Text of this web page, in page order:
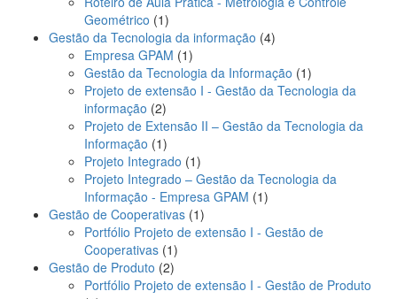
Geométrico 11
produto
Gestão da Tecnologia da informação 44
Empresa GPAM 11
produto
Gestão da Tecnologia da Informação 11
produto
Projeto de extensão I - Gestão da Tecnologia da
informação 22
produtos
Projeto de Extensão II – Gestão da Tecnologia da
Informação 11
produto
Projeto Integrado 11
produto
Projeto Integrado – Gestão da Tecnologia da
Informação - Empresa GPAM 11
Gestão de Cooperativas 11
produto
Portfólio Projeto de extensão I - Gestão de
Cooperativas 11
produto
Gestão de Produto 22
produtos
Portfólio Projeto de extensão I - Gestão de Produto